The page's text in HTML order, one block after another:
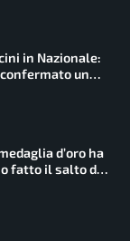
in Nazionale:
un
d’oro ha
fatto il salto di